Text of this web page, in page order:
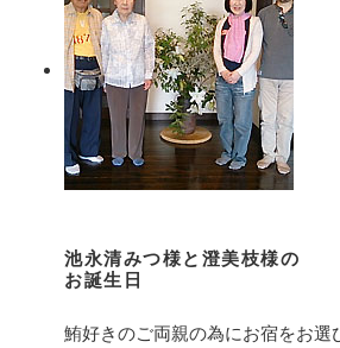
池永清みつ様と澄美枝様の
お誕生日
鮪好きのご両親の為にお宿をお選